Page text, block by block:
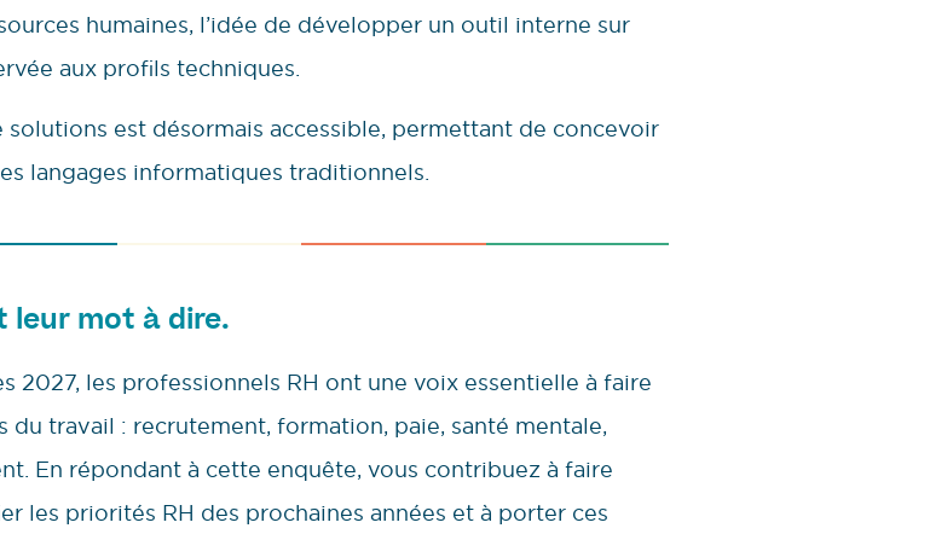
humaines, l’idée de développer un outil interne sur
aux profils techniques.
est désormais accessible, permettant de concevoir
langages informatiques traditionnels.
leur mot à dire.
2027, les professionnels RH ont une voix essentielle à faire
travail : recrutement, formation, paie, santé mentale,
En répondant à cette enquête, vous contribuez à faire
les priorités RH des prochaines années et à porter ces